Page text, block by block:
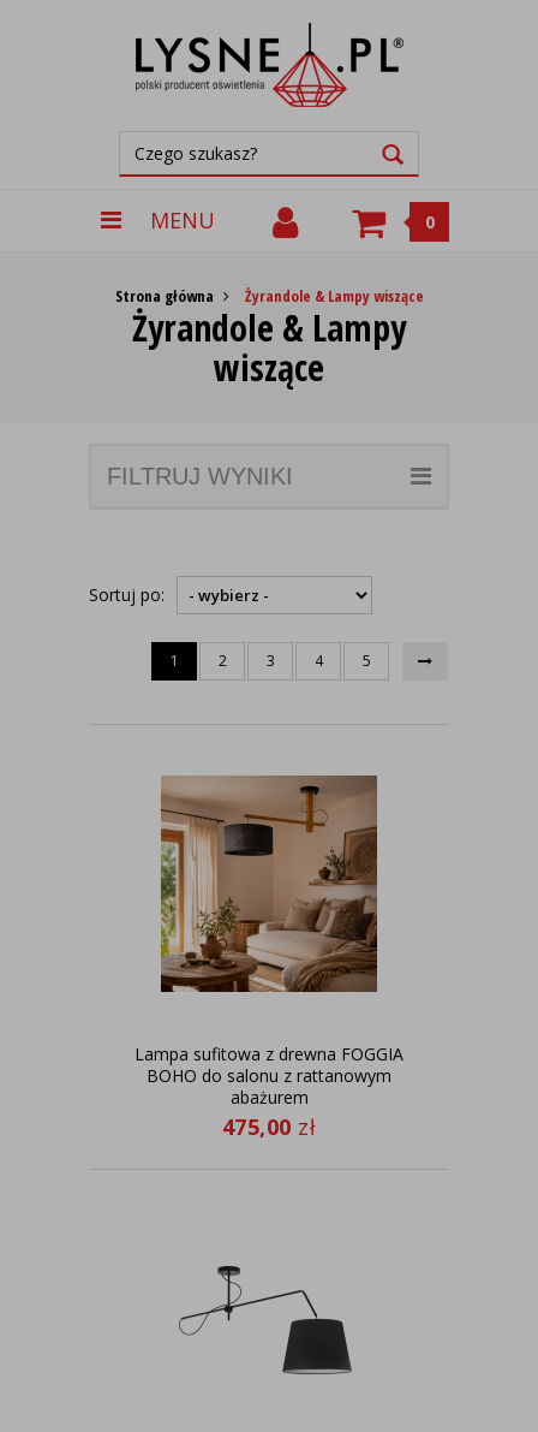
MENU 0
Strona główna Żyrandole & Lampy wiszące
Żyrandole & Lampy
wiszące
FILTRUJ WYNIKI
Sortuj po:
1 2 3 4 5
Lampa sufitowa z drewna FOGGIA
BOHO do salonu z rattanowym
abażurem
475,00 zł